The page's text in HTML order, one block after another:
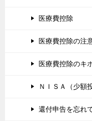
医療費控除
医療費控除の注
医療費控除のキ
ＮＩＳＡ（少額
還付申告を忘れ